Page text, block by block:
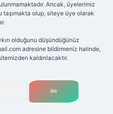
Ancak, üyelerimiz
taşımakta olup, siteye üye olarak
olduğunu düşündüğünüz
adresine bildirmeniz halinde,
kaldırılacaktır.